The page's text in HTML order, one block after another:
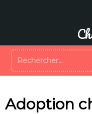
Adoption
Rechercher :